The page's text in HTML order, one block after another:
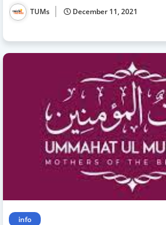
TUMs December 11, 2021
info